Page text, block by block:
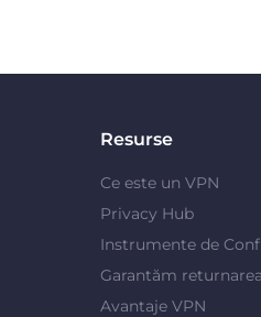
Resurse
Ce este un VPN
Privacy Hub
Instrumente de
Garantăm
Avantaje VPN